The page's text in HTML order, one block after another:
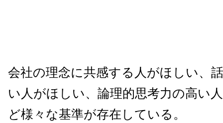
会社の理念に共感する人がほしい、
い人がほしい、論理的思考力の高い
ど様々な基準が存在している。